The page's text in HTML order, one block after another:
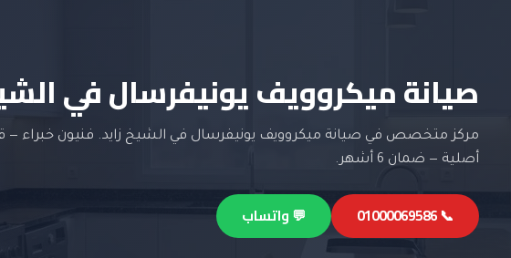
صيانة ميكروويف يونيفرسال في
مركز متخصص في صيانة ميكروويف يونيفرسال في الشيخ زايد. فنيون خبراء —
أصلية — ضمان 6 أشهر.
📞 01000069586 💬 واتساب